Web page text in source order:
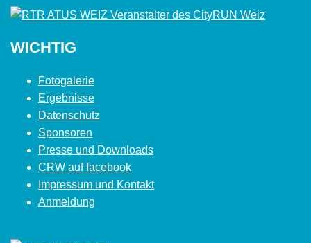
WICHTIG
Fotogalerie
Ergebnisse
Datenschutz
Sponsoren
Presse und Downloads
CRW auf facebook
Impressum und Kontakt
Anmeldung